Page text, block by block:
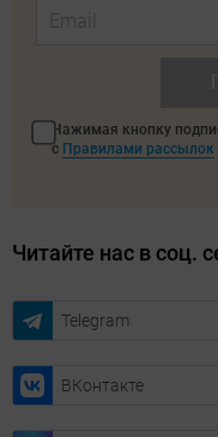
Нажимая кнопку
с Правилами рассылок
Читайте нас в соц.
Telegram
ВКонтакте